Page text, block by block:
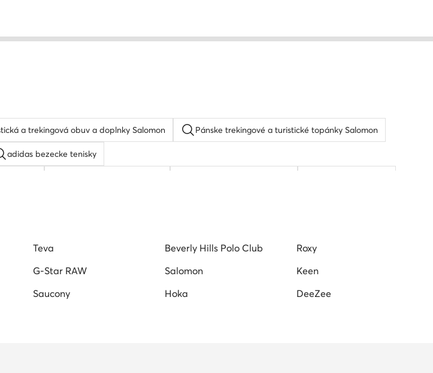
a trekingová obuv a doplnky Salomon Pánske trekingové a turistické topánky Salomon
adidas bezecke tenisky
Teva Beverly Hills Polo Club
Roxy
G-Star RAW Salomon
Keen
Saucony Hoka DeeZee